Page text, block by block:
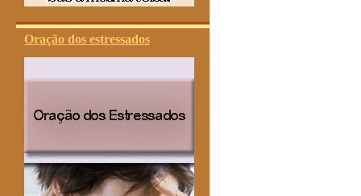
Oração dos estressados